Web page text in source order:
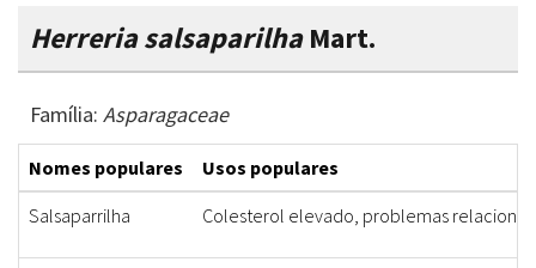
Herreria salsaparilhaMart.
Família: Asparagaceae
Nomes populares
Usos populares
Salsaparrilha
Colesterol elevado, problemas